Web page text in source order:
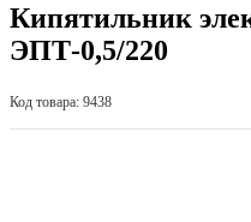
Кипятильник
ЭПТ-0,5/220
Код товара: 9438